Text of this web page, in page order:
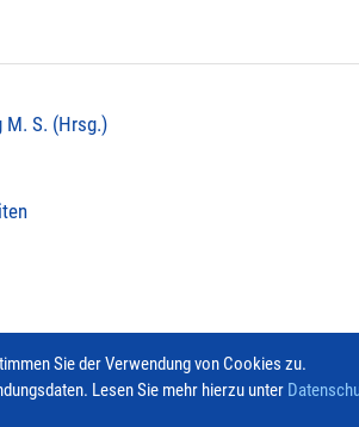
M. S. (Hrsg.)
Sie der Verwendung von Cookies zu.
Lesen Sie mehr hierzu unter